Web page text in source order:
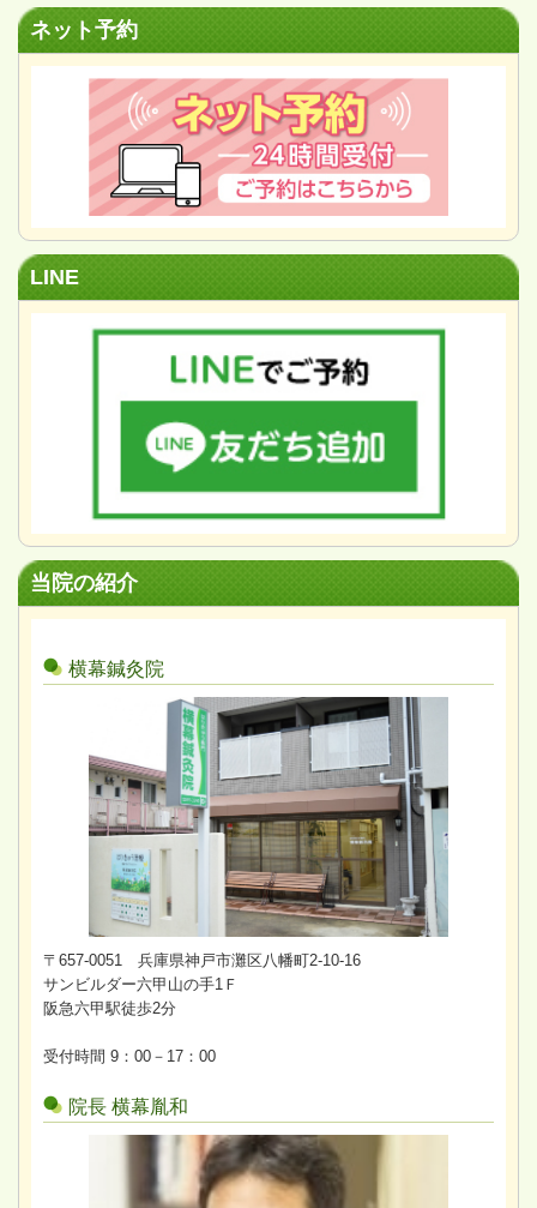
ネット予約
LINE
当院の紹介
横幕鍼灸院
〒657-0051 兵庫県神戸市灘区八幡町2-10-16
サンビルダー六甲山の手1Ｆ
阪急六甲駅徒歩2分
受付時間 9：00－17：00
院長 横幕胤和